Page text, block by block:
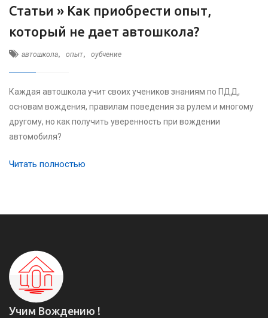
Статьи » Как приобрести опыт,
который не дает автошкола?
автошкола, опыт, оубчение
Каждая автошкола учит своих учеников знаниям по ПДД,
основам вождения, правилам поведения за рулем и многому
другому, но как получить уверенность при вождении
автомобиля?
Читать полностью
Учим Вождению !